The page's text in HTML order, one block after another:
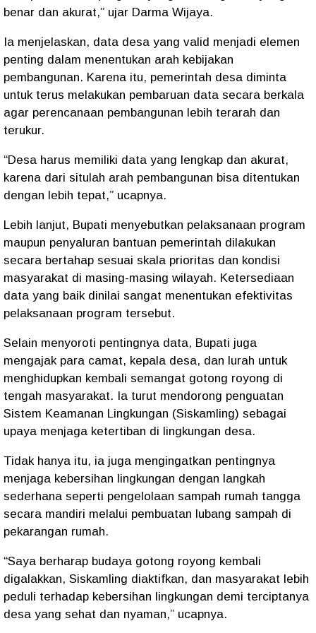
benar dan akurat,” ujar Darma Wijaya.
Ia menjelaskan, data desa yang valid menjadi elemen
penting dalam menentukan arah kebijakan
pembangunan. Karena itu, pemerintah desa diminta
untuk terus melakukan pembaruan data secara berkala
agar perencanaan pembangunan lebih terarah dan
terukur.
“Desa harus memiliki data yang lengkap dan akurat,
karena dari situlah arah pembangunan bisa ditentukan
dengan lebih tepat,” ucapnya.
Lebih lanjut, Bupati menyebutkan pelaksanaan program
maupun penyaluran bantuan pemerintah dilakukan
secara bertahap sesuai skala prioritas dan kondisi
masyarakat di masing-masing wilayah. Ketersediaan
data yang baik dinilai sangat menentukan efektivitas
pelaksanaan program tersebut.
Selain menyoroti pentingnya data, Bupati juga
mengajak para camat, kepala desa, dan lurah untuk
menghidupkan kembali semangat gotong royong di
tengah masyarakat. Ia turut mendorong penguatan
Sistem Keamanan Lingkungan (Siskamling) sebagai
upaya menjaga ketertiban di lingkungan desa.
Tidak hanya itu, ia juga mengingatkan pentingnya
menjaga kebersihan lingkungan dengan langkah
sederhana seperti pengelolaan sampah rumah tangga
secara mandiri melalui pembuatan lubang sampah di
pekarangan rumah.
“Saya berharap budaya gotong royong kembali
digalakkan, Siskamling diaktifkan, dan masyarakat lebih
peduli terhadap kebersihan lingkungan demi terciptanya
desa yang sehat dan nyaman,” ucapnya.